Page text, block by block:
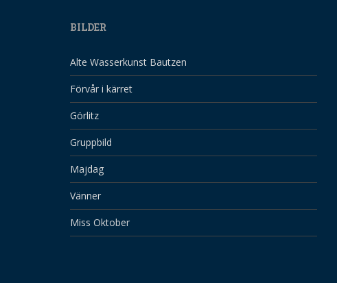
BILDER
Alte Wasserkunst Bautzen
Förvår i kärret
Görlitz
Gruppbild
Majdag
Vänner
Miss Oktober